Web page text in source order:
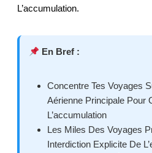
L’accumulation.
En Bref :
Concentre Tes Voyages
Aérienne Principale Pour
L’accumulation
Les Miles Des Voyages
Interdiction Explicite De